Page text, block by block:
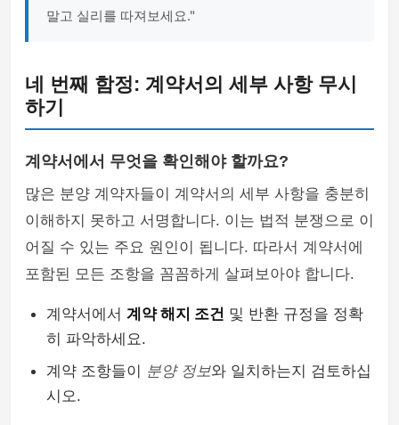
말고 실리를 따져보세요."
네 번째 함정: 계약서의 세부 사항 무시
하기
계약서에서 무엇을 확인해야 할까요?
많은 분양 계약자들이 계약서의 세부 사항을 충분히
이해하지 못하고 서명합니다. 이는 법적 분쟁으로 이
어질 수 있는 주요 원인이 됩니다. 따라서 계약서에
포함된 모든 조항을 꼼꼼하게 살펴보아야 합니다.
계약서에서 계약 해지 조건 및 반환 규정을 정확
히 파악하세요.
계약 조항들이 분양 정보와 일치하는지 검토하십
시오.